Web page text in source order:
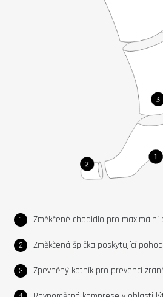
Změkčené chodidlo pro
Změkčená špička poskytující
Zpevněný kotník pro prevenci